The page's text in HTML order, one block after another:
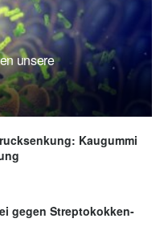
unsere
Kaugummi
gegen Streptokokken-